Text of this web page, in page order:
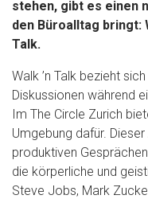
stehen, gibt es einen
den Büroalltag bringt:
Talk.
Walk ’n Talk bezieht
Diskussionen während
Im The Circle Zurich
Umgebung dafür.
produktiven
die körperliche und
Steve Jobs, Mark